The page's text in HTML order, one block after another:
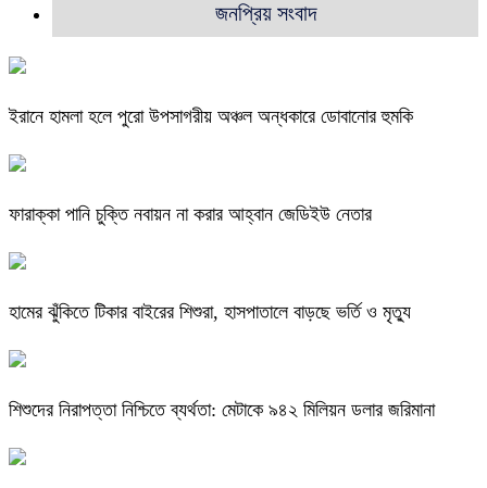
জনপ্রিয় সংবাদ
ইরানে হামলা হলে পুরো উপসাগরীয় অঞ্চল অন্ধকারে ডোবানোর হুমকি
ফারাক্কা পানি চুক্তি নবায়ন না করার আহ্বান জেডিইউ নেতার
হামের ঝুঁকিতে টিকার বাইরের শিশুরা, হাসপাতালে বাড়ছে ভর্তি ও মৃত্যু
শিশুদের নিরাপত্তা নিশ্চিতে ব্যর্থতা: মেটাকে ৯৪২ মিলিয়ন ডলার জরিমানা